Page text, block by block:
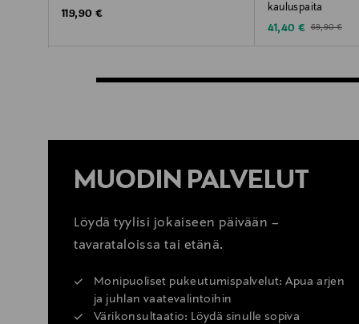
Original Price
119,90 €
kauluspaita
Discounted Price
41,40 € Original Price
69,90 €
MUODIN PALVELUT
Löydä tyylisi jokaiseen päivään –
tavarataloissa tai etänä.
Monipuoliset pukeutumispalvelut: Apua arjen
ja juhlan vaatevalintoihin
Värikonsultaatio: Löydä sinulle sopiva